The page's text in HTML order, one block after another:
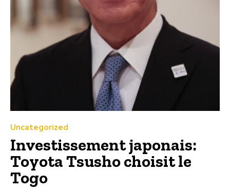
Uncategorized
Investissement japonais:
Toyota Tsusho choisit le
Togo